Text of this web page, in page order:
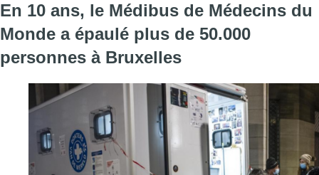
En 10 ans, le Médibus de Médecins du
Monde a épaulé plus de 50.000
personnes à Bruxelles